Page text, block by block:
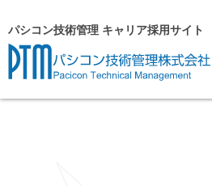
容
を
パシコン技術管理 キャリア採用サイト